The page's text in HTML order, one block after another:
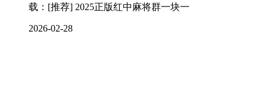
载：[推荐] 2025正版红中麻将群一块一
2026-02-28